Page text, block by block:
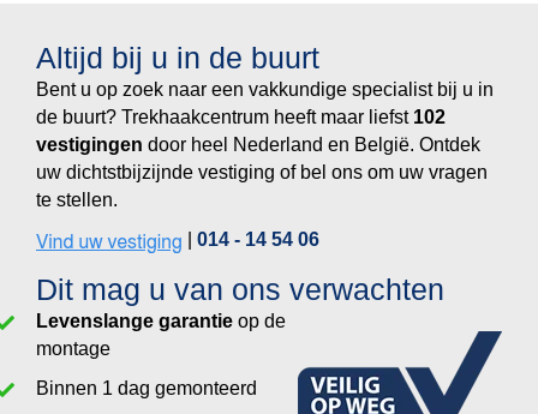
Altijd bij u in de buurt
Bent u op zoek naar een vakkundige specialist bij u in
de buurt? Trekhaakcentrum heeft maar liefst
vestigingen door heel Nederland en België. Ontdek
uw dichtstbijzijnde vestiging of bel ons om uw vragen
te stellen.
014 - 14 54 06
Dit mag u van ons verwachten
Levenslange garantie op de
montage
Binnen 1 dag gemonteerd